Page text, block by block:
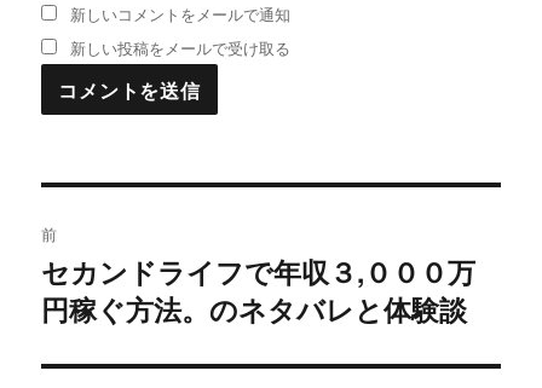
新しいコメントをメールで通知
新しい投稿をメールで受け取る
稿
ナ
ビ
前
過
去
投
セカンドライフで年収３,０００万
円稼ぐ方法。のネタバレと体験談